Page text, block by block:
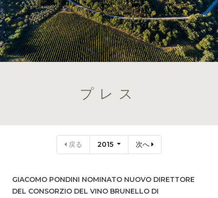
プレス
戻る 2015 次へ
GIACOMO PONDINI NOMINATO NUOVO DIRETTORE
DEL CONSORZIO DEL VINO BRUNELLO DI